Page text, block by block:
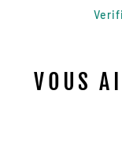
VOUS